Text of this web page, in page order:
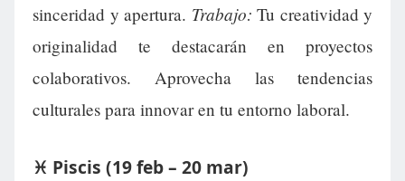
sinceridad y apertura. Trabajo: Tu creatividad y
originalidad te destacarán en proyectos
colaborativos. Aprovecha las tendencias
culturales para innovar en tu entorno laboral.
♓ Piscis (19 feb – 20 mar)